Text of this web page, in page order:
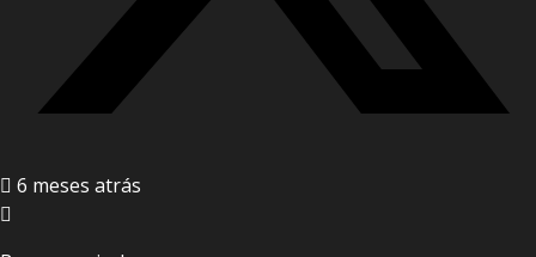
6 meses atrás